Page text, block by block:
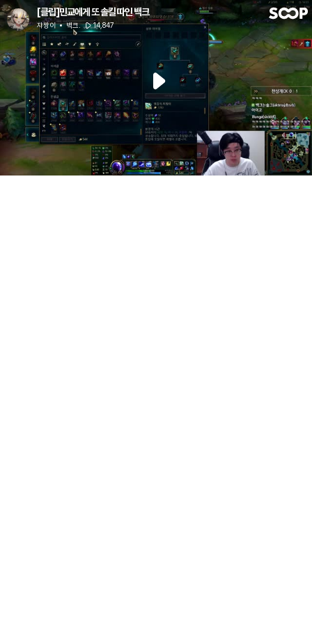
[클립]민교에게 또 솔킬 따인 백크
쟈짱이 백크. 14,847